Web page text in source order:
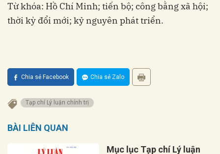
Từ khóa: Hồ Chí Minh; tiến bộ; công bằng xã hội;
thời kỳ đổi mới; kỷ nguyên phát triển.
Chia sẻ Facebook Chia sẻ Zalo
Tạp chí Lý luận chính trị
BÀI LIÊN QUAN
Mục lục Tạp chí Lý luận